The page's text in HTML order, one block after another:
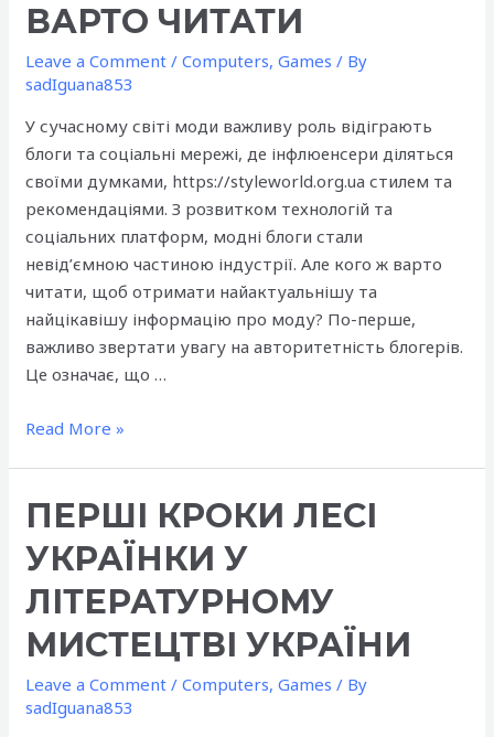
в
арсеналі
кожного
майстра
ВАРТО ЧИТАТИ
Leave a Comment /Computers, Games / By
sadIguana853
У сучасному світі моди важливу роль відіграють
блоги та соціальні мережі, де інфлюенсери діляться
своїми думками, https://styleworld.org.ua стилем та
рекомендаціями. З розвитком технологій та
соціальних платформ, модні блоги стали
невід’ємною частиною індустрії. Але кого ж варто
читати, щоб отримати найактуальнішу та
найцікавішу інформацію про моду? По-перше,
важливо звертати увагу на авторитетність блогерів.
Це означає, що …
Модні
інфлюенсери:
варто
читати
Read More »
ПЕРШІ КРОКИ ЛЕСІ
УКРАЇНКИ У
ЛІТЕРАТУРНОМУ
МИСТЕЦТВІ УКРАЇНИ
Leave a Comment /Computers, Games / By
sadIguana853